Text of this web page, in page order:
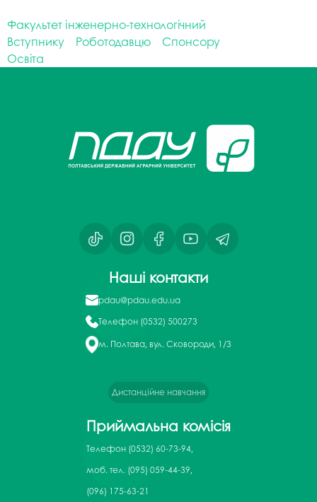
Факультет інженерно-технологічний
Вступнику
Роботодавцю
Спонсору
Освіта
Наші контакти
pdau@pdau.edu.ua
Телефон (0532) 500273
м. Полтава, вул. Сковороди, 1/3
Дистанційне навчання
Приймальна комісія
Телефон (0532) 60-73-94,
моб. тел. (095) 059-44-39,
(096) 175-63-21